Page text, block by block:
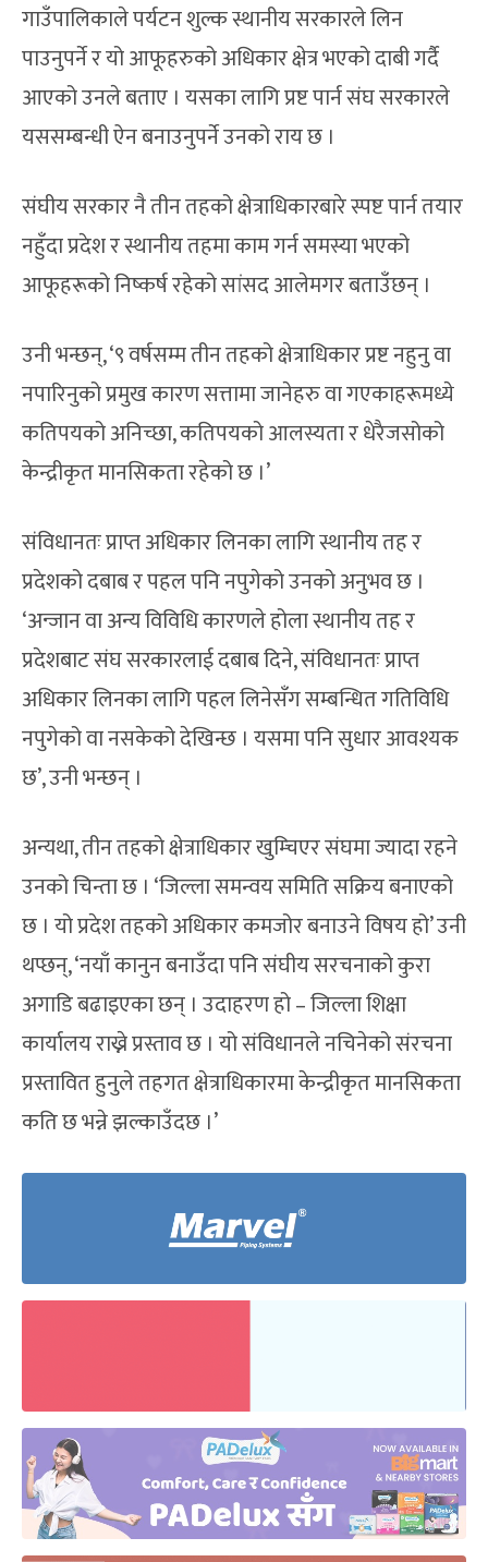
गाउँपालिकाले पर्यटन शुल्क स्थानीय सरकारले लिन
पाउनुपर्ने र यो आफूहरुको अधिकार क्षेत्र भएको दाबी गर्दै
आएको उनले बताए । यसका लागि प्रष्ट पार्न संघ सरकारले
यससम्बन्धी ऐन बनाउनुपर्ने उनको राय छ ।
संघीय सरकार नै तीन तहको क्षेत्राधिकारबारे स्पष्ट पार्न तयार
नहुँदा प्रदेश र स्थानीय तहमा काम गर्न समस्या भएको
आफूहरूको निष्कर्ष रहेको सांसद आलेमगर बताउँछन् ।
उनी भन्छन्, ‘९ वर्षसम्म तीन तहको क्षेत्राधिकार प्रष्ट नहुनु वा
नपारिनुको प्रमुख कारण सत्तामा जानेहरु वा गएकाहरूमध्ये
कतिपयको अनिच्छा, कतिपयको आलस्यता र धेरैजसोको
केन्द्रीकृत मानसिकता रहेको छ ।’
संविधानतः प्राप्त अधिकार लिनका लागि स्थानीय तह र
प्रदेशको दबाब र पहल पनि नपुगेको उनको अनुभव छ ।
‘अन्जान वा अन्य विविधि कारणले होला स्थानीय तह र
प्रदेशबाट संघ सरकारलाई दबाब दिने, संविधानतः प्राप्त
अधिकार लिनका लागि पहल लिनेसँग सम्बन्धित गतिविधि
नपुगेको वा नसकेको देखिन्छ । यसमा पनि सुधार आवश्यक
छ’, उनी भन्छन् ।
अन्यथा, तीन तहको क्षेत्राधिकार खुम्चिएर संघमा ज्यादा रहने
उनको चिन्ता छ । ‘जिल्ला समन्वय समिति सक्रिय बनाएको
छ । यो प्रदेश तहको अधिकार कमजोर बनाउने विषय हो’ उनी
थप्छन्, ‘नयाँ कानुन बनाउँदा पनि संघीय सरचनाको कुरा
अगाडि बढाइएका छन् । उदाहरण हो – जिल्ला शिक्षा
कार्यालय राख्ने प्रस्ताव छ । यो संविधानले नचिनेको संरचना
प्रस्तावित हुनुले तहगत क्षेत्राधिकारमा केन्द्रीकृत मानसिकता
कति छ भन्ने झल्काउँदछ ।’